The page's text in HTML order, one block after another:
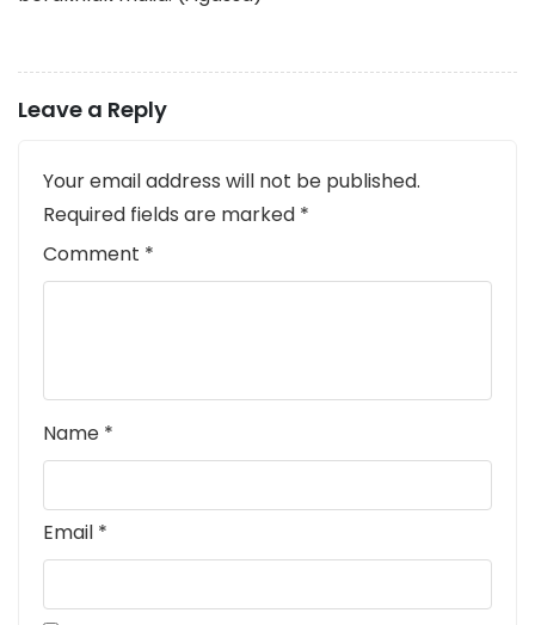
Leave a Reply
Your email address will not be published.
Required fields are marked *
Comment *
Name *
Email *